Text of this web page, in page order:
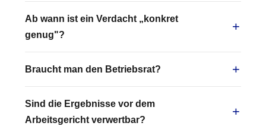
Ab wann ist ein Verdacht „konkret
genug"?
Braucht man den Betriebsrat?
Sind die Ergebnisse vor dem
Arbeitsgericht verwertbar?